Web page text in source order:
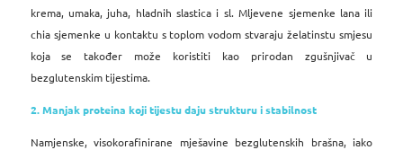
krema, umaka, juha, hladnih slastica i sl.Mljevene sjemenke lana ili
chia sjemenke u kontaktu s toplom vodom stvaraju želatinstu smjesu
koja se također može koristiti kao prirodan zgušnjivač u
bezglutenskim tijestima.
2. Manjak proteina koji tijestu daju strukturu i stabilnost
Namjenske, visokorafinirane mješavine bezglutenskih brašna, iako